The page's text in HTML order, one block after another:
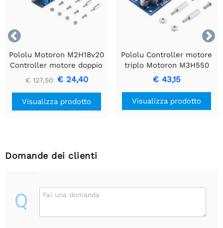


Pololu Motoron M2H18v20
Controller motore doppio
ad alta potenza per
Raspberry Pi (connettori
saldati)
€ 127,50 € 24,40
Visualizza prodotto
Pololu Controller motore
triplo Motoron M3H550
per Raspberry Pi
(connettori saldati)
€ 43,15
Visualizza prodotto
Domande dei clienti
Q Fai una domanda